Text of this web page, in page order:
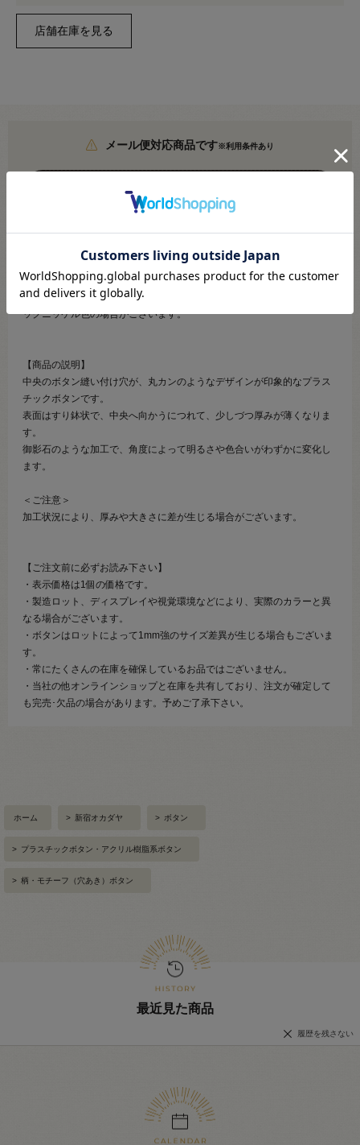
メール便対応商品です※利用条件あり
こちらより必ずご確認ください
●サイズ：直径 約17mm / 厚み 約2～3mm
●縫い付け穴の大きさ：約1.5mm
※ロットにより、中央の丸カン・金属部分が、ニッケル色の場合とブラ
ックニッケル色の場合がございます。
【商品の説明】
中央のボタン縫い付け穴が、丸カンのようなデザインが印象的なプラス
チックボタンです。
表面はすり鉢状で、中央へ向かうにつれて、少しづつ厚みが薄くなりま
す。
御影石のような加工で、角度によって明るさや色合いがわずかに変化し
ます。
＜ご注意＞
加工状況により、厚みや大きさに差が生じる場合がございます。
【ご注文前に必ずお読み下さい】
・表示価格は1個の価格です。
・製造ロット、ディスプレイや視覚環境などにより、実際のカラーと異
なる場合がございます。
・ボタンはロットによって1mm強のサイズ差異が生じる場合もございま
す。
・常にたくさんの在庫を確保しているお品ではございません。
・当社の他オンラインショップと在庫を共有しており、注文が確定して
も完売･欠品の場合があります。予めご了承下さい。
ホーム > 新宿オカダヤ > ボタン
> プラスチックボタン・アクリル樹脂系ボタン
> 柄・モチーフ（穴あき）ボタン
最近見た商品
履歴を残さない